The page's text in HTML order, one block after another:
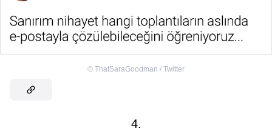
© ThatSaraGoodman / Twitter
4.